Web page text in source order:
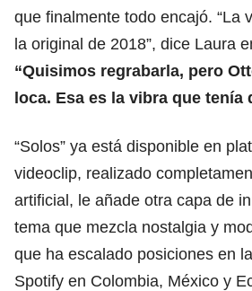
que finalmente todo encajó. “La
la original de 2018”, dice Laura
“Quisimos regrabarla, pero
loca. Esa es la vibra que tenía
“Solos” ya está disponible en
videoclip, realizado
artificial, le añade otra capa de
tema que mezcla nostalgia y
que ha escalado posiciones en
Spotify en Colombia, México y